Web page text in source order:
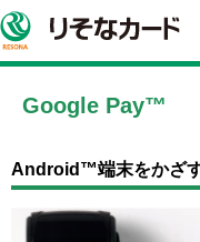
Google Pay™
Android™端末をかざ